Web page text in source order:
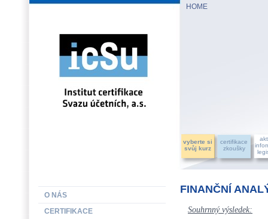
HOME
vyberte si
svůj kurz
certifikace
zkoušky
FINANČNÍ
Souhrnný výsledek:
O NÁS
CERTIFIKACE